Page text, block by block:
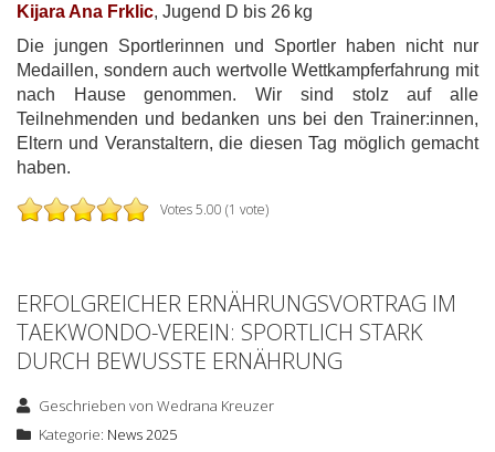
Kijara Ana Frklic, Jugend D bis 26 kg
Die jungen Sportlerinnen und Sportler haben nicht nur
Medaillen, sondern auch wertvolle Wettkampferfahrung mit
nach Hause genommen. Wir sind stolz auf alle
Teilnehmenden und bedanken uns bei den Trainer:innen,
Eltern und Veranstaltern, die diesen Tag möglich gemacht
haben.
Votes 5.00 (1 vote)
ERFOLGREICHER ERNÄHRUNGSVORTRAG IM
TAEKWONDO-VEREIN: SPORTLICH STARK
DURCH BEWUSSTE ERNÄHRUNG
Geschrieben vonWedrana Kreuzer
Kategorie: News 2025